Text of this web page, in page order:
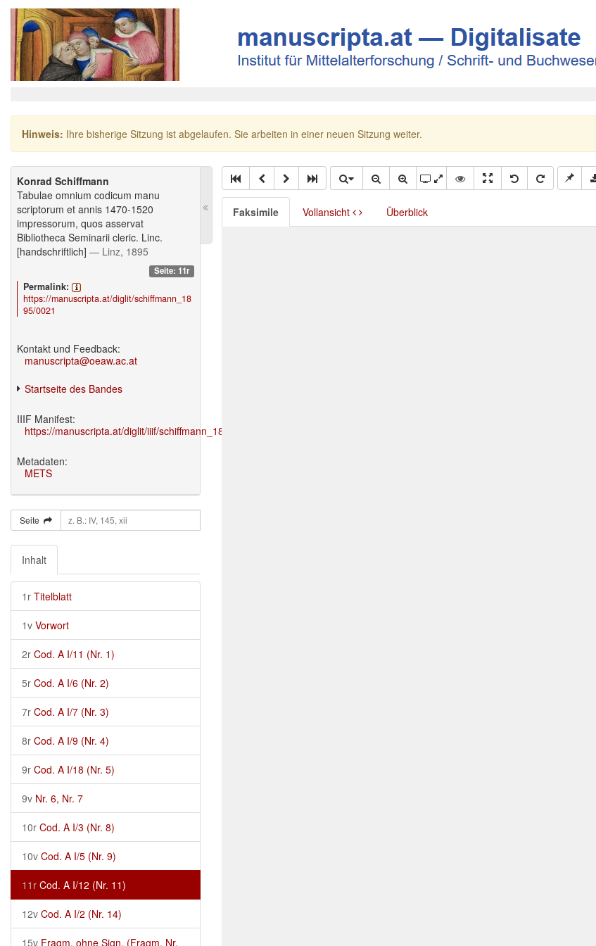
Hinweis: Ihre bisherige Sitzung ist abgelaufen. Sie arbeiten in einer neuen Sitzung weiter.
Konrad Schiffmann
Tabulae omnium codicum manu
scriptorum et annis 1470-1520
impressorum, quos asservat
Bibliotheca Seminarii cleric. Linc.
[handschriftlich] — Linz, 1895
Seite: 11r
Permalink:
https://manuscripta.at/diglit/schiffmann_18
95/0021
Kontakt und Feedback:
manuscripta@oeaw.ac.at
Startseite des Bandes
IIIF Manifest:
https://manuscripta.at/diglit/iiif/schiffmann_1895/manifest.json
Metadaten:
METS
Seite
Inhalt
1r Titelblatt
1v Vorwort
2r Cod. A I/11 (Nr. 1)
5r Cod. A I/6 (Nr. 2)
7r Cod. A I/7 (Nr. 3)
8r Cod. A I/9 (Nr. 4)
9r Cod. A I/18 (Nr. 5)
9v Nr. 6, Nr. 7
10r Cod. A I/3 (Nr. 8)
10v Cod. A I/5 (Nr. 9)
11r Cod. A I/12 (Nr. 11)
12v Cod. A I/2 (Nr. 14)
15v Fragm. ohne Sign. (Fragm. Nr.
Faksimile Vollansicht Überblick